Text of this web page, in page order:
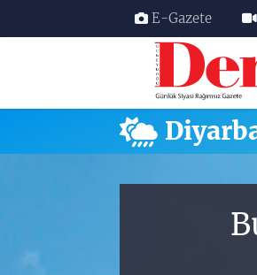
E-Gazete
Nöbetçi Eczaneler
Hava Durumu
Trafik Durumu